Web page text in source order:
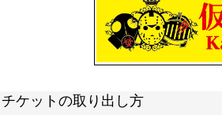
チケットの取り出し方